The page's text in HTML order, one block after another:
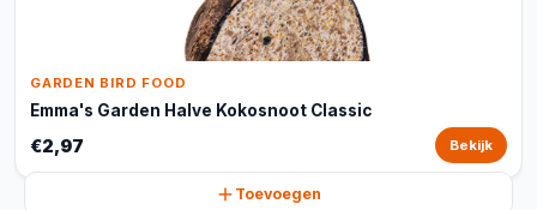
GARDEN BIRD FOOD
Emma's Garden Halve Kokosnoot Classic
€2,97 Bekijk
Toevoegen